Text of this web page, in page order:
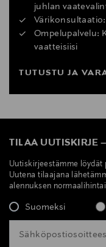
juhlan
Ompelupalvelu:
vaatteisiisi
TUTUSTU JA
TILAA UUTISKIRJE –
Uutiskirjeestämme löydät
Uutena tilaajana
alennuksen
Suomeksi